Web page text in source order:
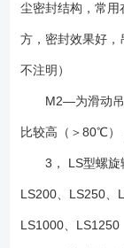
尘密封结构，常
方，密封效果好
不注明）
M2—为滑动吊
比较高（＞80℃）
3， LS型螺旋输
LS200、LS250、
LS1000、LS1250